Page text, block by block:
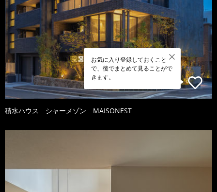
お気に入り登録しておくこと
で、後でまとめて見ることがで
きます。
積水ハウス シャーメゾン MAISONEST